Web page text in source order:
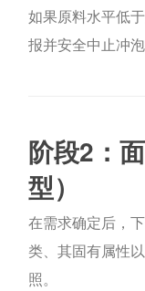
如果原料水平低
报并安全中止冲泡
阶段2：
型）
在需求确定后，
类、其固有属性
照。